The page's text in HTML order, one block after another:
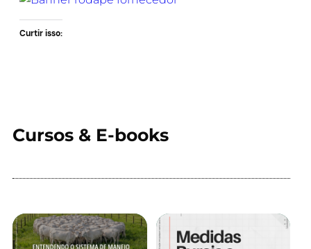
Curtir isso:
Cursos & E-books